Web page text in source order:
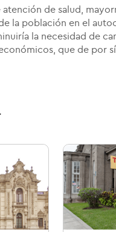
de salud,
la población en el
la necesidad de
que de por